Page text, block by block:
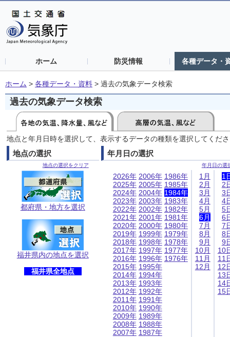
ホーム 防災情報 各種データ・
ホーム > 各種データ・資料 > 過去の気象データ検索
過去の気象データ検索
地点と年月日時を選択して、表示するデータの種類を選択してくだ
地点の選択
地点の選択をクリア
都府県・地方を選択
福井県内の地点を選択
福井県全地点
年月日の選択
年月日の選
2026年
2025年
2024年
2023年
2022年
2021年
2020年
2019年
2018年
2017年
2016年
2015年
2014年
2013年
2012年
2011年
2010年
2009年
2008年
2007年
2006年
2005年
2004年
2003年
2002年
2001年
2000年
1999年
1998年
1997年
1996年
1995年
1994年
1993年
1992年
1991年
1990年
1989年
1988年
1987年
1986年
1985年
1984年
1983年
1982年
1981年
1980年
1979年
1978年
1977年
1976年
1月
2月
3月
4月
5月
6月
7月
8月
9月
10月
11月
12月
1
2
3
4
5
6
7
8
9
10
11
12
13
14
15